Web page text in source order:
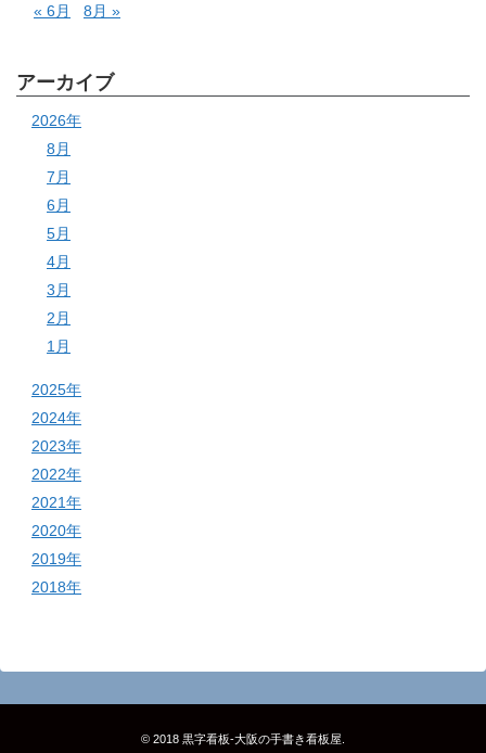
« 6月
8月 »
アーカイブ
2026年
8月
7月
6月
5月
4月
3月
2月
1月
2025年
2024年
2023年
2022年
2021年
2020年
2019年
2018年
© 2018 黒字看板‐大阪の手書き看板屋